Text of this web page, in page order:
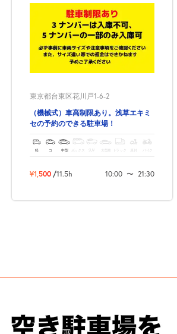
東京都台東区花川戸1-6-2
（機械式）車高制限あり。浅草エキミ
セの予約のできる駐車場！
軽 コ 中型 ボックス SUV 大型車 トラック バイク
¥1,500 /11.5h 10:00 〜 21:30